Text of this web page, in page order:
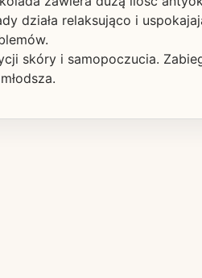
działa relaksująco i
skóry i samopoczucia.